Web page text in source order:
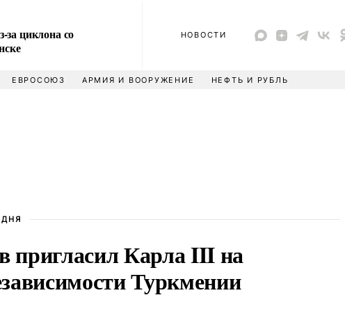
за циклона со
НОВОСТИ
ЕВРОСОЮЗ АРМИЯ И ВООРУЖЕНИЕ НЕФТЬ И РУБЛЬ
пригласил Карла III на
Туркмении